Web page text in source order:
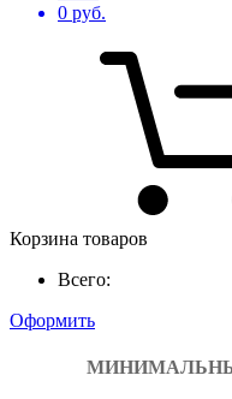
0 руб.
Корзина товаров
Всего:
Оформить